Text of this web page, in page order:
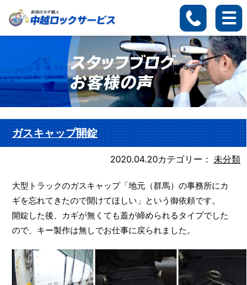
ガスキャップ開錠
2020.04.20カテゴリー： 未分類
大型トラックのガスキャップ「地元（群馬）の事務所にカ
ギを忘れてきたので開けてほしい」という御依頼です。
開錠した後、カギが無くても蓋が締められるタイプでした
ので、キー製作は無しでお仕事に戻られました。